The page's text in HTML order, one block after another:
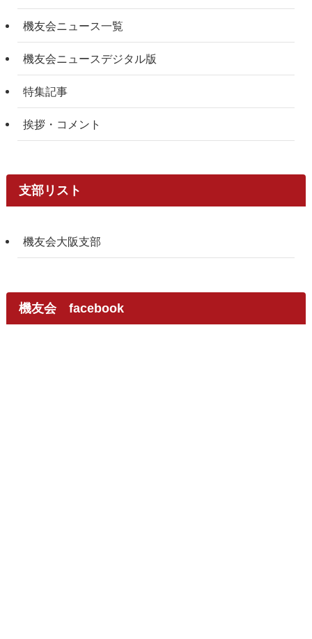
機友会ニュース一覧
機友会ニュースデジタル版
特集記事
挨拶・コメント
支部リスト
機友会大阪支部
機友会 facebook